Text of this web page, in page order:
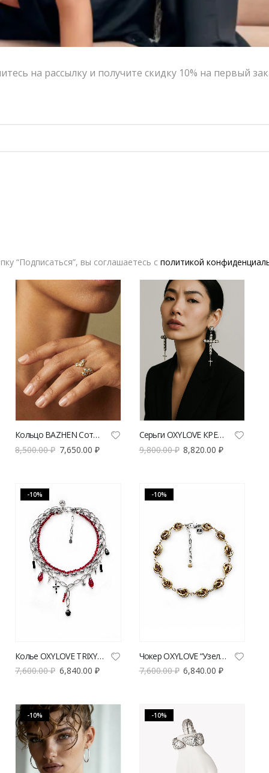
8,000.00
7,200.00
8,500.00
Кольцо BAZHEN Соты Мануки | VERESK studio
8,500.00₽ 7,650.00 ₽
Серьги OXYLOVE КРЕСТ С-КР1 серебро | VERESK studio
9,800.00₽ 8,820.00₽
-10%
Колье OXYLOVE TRIXY серебро/красный | VERESK studio
7,600.00₽ 6,840.00 ₽
-10%
Чокер OXYLOVE “Узел” золотистый
7,600.00₽ 6,840.00₽
-10% -10%
на рассылку и получите скидку 10% на первый
“Подписаться”, вы соглашаетесь с политикой